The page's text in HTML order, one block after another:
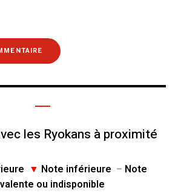
les Ryokans à proximité
▼ Note inférieure – Note
ou indisponible